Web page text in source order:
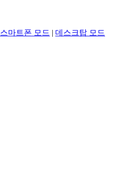
스마트폰 모드 | 데스크탑 모드